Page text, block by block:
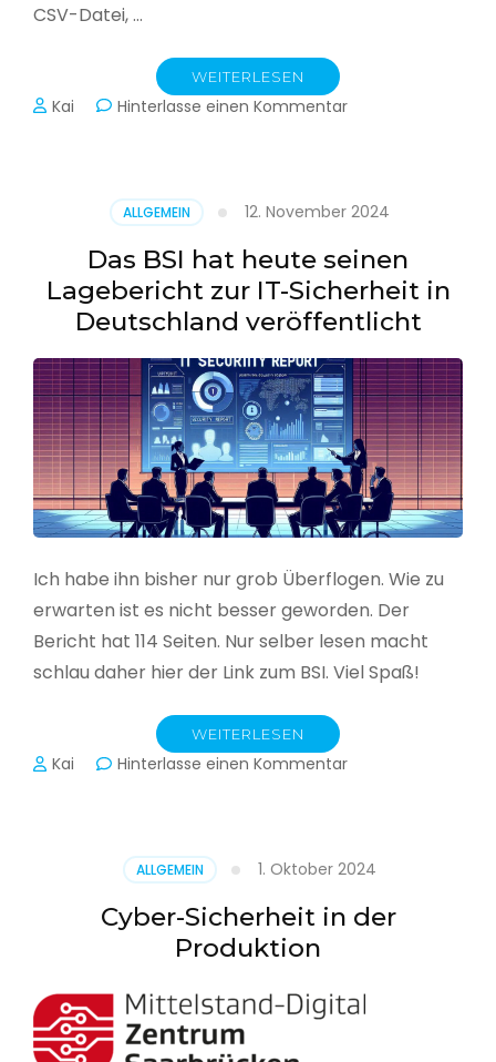
CSV-Datei, …
WEITERLESEN
Kai Hinterlasse einen Kommentarzu
aus
CSV
erstellen
ALLGEMEIN 12. November 2024
Das BSI hat heute seinen
Lagebericht zur IT-Sicherheit in
Deutschland veröffentlicht
Ich habe ihn bisher nur grob Überflogen. Wie zu
erwarten ist es nicht besser geworden. Der
Bericht hat 114 Seiten. Nur selber lesen macht
schlau daher hier der Link zum BSI. Viel Spaß!
WEITERLESEN
Kai Hinterlasse einen Kommentarzu
seinen
Lagebericht
zur
in
Deutschland
ALLGEMEIN 1. Oktober 2024
Cyber-Sicherheit in der
Produktion